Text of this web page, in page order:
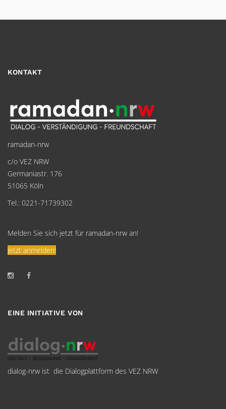
KONTAKT
ramadan-nrw
c/o VEZ NRW
Germaniastr. 176
51065 Köln
Tel.: 0221-71739302
Melden Sie sich jetzt für ramadan-nrw an!
Jetzt anmelden!
EINE INITIATIVE VON
dialog-nrw ist die Dialogplattform des VEZ NRW